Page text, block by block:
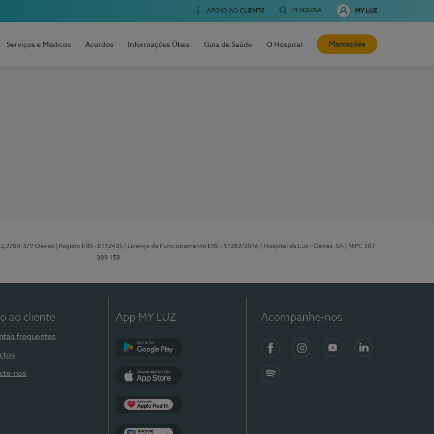
APOIO AO CLIENTE PESQUISA MY LUZ
Serviços e Médicos Acordos Informações Úteis Guia de Saúde O Hospital Marcações
379 Oeiras | Registo ERS - E112405 | Licença de Funcionamento ERS - 11282/2016 | Hospital da Luz - Oeiras, SA
| NIPC 507
389 158
ao cliente
frequentes
nos
App MY LUZ Acompanhe-nos